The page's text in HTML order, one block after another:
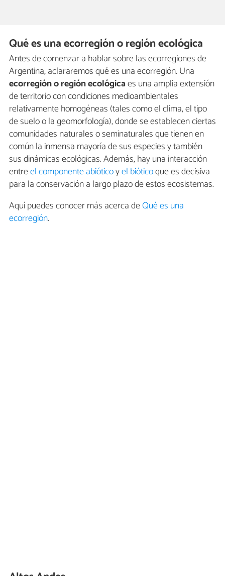
Qué es una ecorregión o región ecológica
Antes de comenzar a hablar sobre las ecorregiones de
Argentina, aclararemos qué es una ecorregión. Una
ecorregión o región ecológicaes una amplia extensión
de territorio con condiciones medioambientales
relativamente homogéneas (tales como el clima, el tipo
de suelo o la geomorfología), donde se establecen ciertas
comunidades naturales o seminaturales que tienen en
común la inmensa mayoría de sus especies y también
sus dinámicas ecológicas. Además, hay una interacción
entreel componente abióticoyel bióticoque es decisiva
para la conservación a largo plazo de estos ecosistemas.
Aquí puedes conocer más acerca deQué es una
ecorregión.